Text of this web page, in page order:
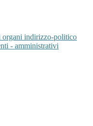
organi indirizzo-politico
- amministrativi